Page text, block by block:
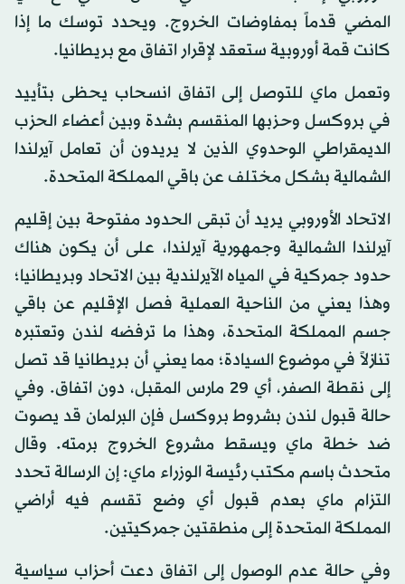
المضي قدماً بمفاوضات الخروج. ويحدد توسك ما إذا
كانت قمة أوروبية ستعقد لإقرار اتفاق مع بريطانيا.
وتعمل ماي للتوصل إلى اتفاق انسحاب يحظى بتأييد
في بروكسل وحزبها المنقسم بشدة وبين أعضاء الحزب
الديمقراطي الوحدوي الذين لا يريدون أن تعامل آيرلندا
الشمالية بشكل مختلف عن باقي المملكة المتحدة.
الاتحاد الأوروبي يريد أن تبقى الحدود مفتوحة بين إقليم
آيرلندا الشمالية وجمهورية آيرلندا، على أن يكون هناك
حدود جمركية في المياه الآيرلندية بين الاتحاد وبريطانيا؛
وهذا يعني من الناحية العملية فصل الإقليم عن باقي
جسم المملكة المتحدة، وهذا ما ترفضه لندن وتعتبره
تنازلاً في موضوع السيادة؛ مما يعني أن بريطانيا قد تصل
إلى نقطة الصفر، أي 29 مارس المقبل، دون اتفاق. وفي
حالة قبول لندن بشروط بروكسل فإن البرلمان قد يصوت
ضد خطة ماي ويسقط مشروع الخروج برمته. وقال
متحدث باسم مكتب رئيسة الوزراء ماي: إن الرسالة تحدد
التزام ماي بعدم قبول أي وضع تقسم فيه أراضي
المملكة المتحدة إلى منطقتين جمركيتين.
وفي حالة عدم الوصول إلى اتفاق دعت أحزاب سياسية